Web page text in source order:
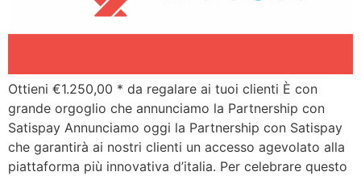
Ottieni €1.250,00 * da regalare ai tuoi clienti È con
grande orgoglio che annunciamo la Partnership con
Satispay Annunciamo oggi la Partnership con Satispay
che garantirà ai nostri clienti un accesso agevolato alla
piattaforma più innovativa d’italia. Per celebrare questo